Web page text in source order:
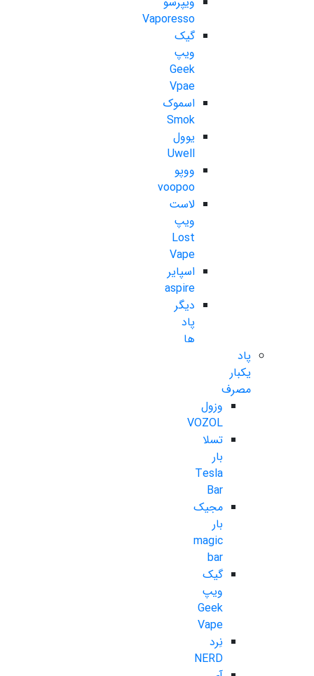
Vaporesso
گیک
ویپ
Geek
Vpae
اسموک
Smok
یوول
Uwell
ووپو
voopoo
لاست
ویپ
Lost
Vape
اسپایر
aspire
دیگر
پاد
ها
پاد
یکبار
مصرف
وزول
VOZOL
تسلا
بار
Tesla
Bar
مجیک
بار
magic
bar
گیک
ویپ
Geek
Vape
نِرد
NERD